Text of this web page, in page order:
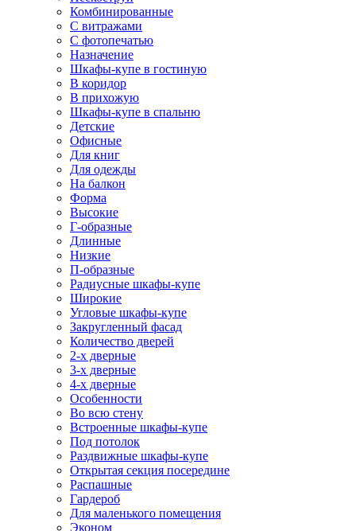
Комбинированные
С витражами
С фотопечатью
Назначение
Шкафы-купе в гостиную
В коридор
В прихожую
Шкафы-купе в спальню
Детские
Офисные
Для книг
Для одежды
На балкон
Форма
Высокие
Г-образные
Длинные
Низкие
П-образные
Радиусные шкафы-купе
Широкие
Угловые шкафы-купе
Закругленный фасад
Количество дверей
2-х дверные
3-х дверные
4-х дверные
Особенности
Во всю стену
Встроенные шкафы-купе
Под потолок
Раздвижные шкафы-купе
Открытая секция посередине
Распашные
Гардероб
Для маленького помещения
Эконом